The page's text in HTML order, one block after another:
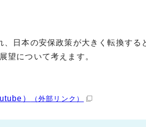
日本の安保政策が大きく転換す
望について考えます。
） （外部リンク）